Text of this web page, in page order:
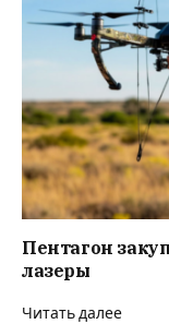
Пентагон
лазеры
Читать далее